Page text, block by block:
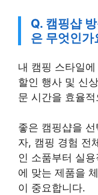
Q. 캠핑샵
은 무엇인가
내 캠핑 스타일
할인 행사 및 신
문 시간을 효율
좋은 캠핑샵을
자, 캠핑 경험 전
인 소품부터 실
에 맞는 제품을
이 중요합니다.